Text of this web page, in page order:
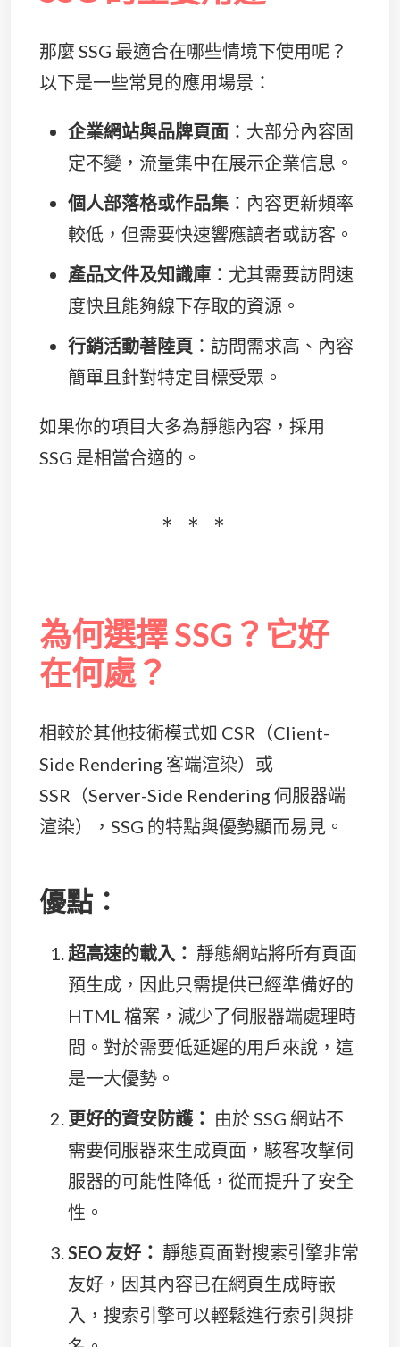
那麼 SSG 最適合在哪些情境下使用呢？
以下是一些常見的應用場景：
企業網站與品牌頁面 ：大部分內容固
定不變，流量集中在展示企業信息。
個人部落格或作品集 ：內容更新頻率
較低，但需要快速響應讀者或訪客。
產品文件及知識庫 ：尤其需要訪問速
度快且能夠線下存取的資源。
行銷活動著陸頁 ：訪問需求高、內容
簡單且針對特定目標受眾。
如果你的項目大多為靜態內容，採用
SSG 是相當合適的。
為何選擇 SSG？它好
在何處？
相較於其他技術模式如 CSR（Client-
Side Rendering 客端渲染）或
SSR（Server-Side Rendering 伺服器端
渲染），SSG 的特點與優勢顯而易見。
優點：
超高速的載入： 靜態網站將所有頁面
預生成，因此只需提供已經準備好的
HTML 檔案，減少了伺服器端處理時
間。對於需要低延遲的用戶來說，這
是一大優勢。
更好的資安防護： 由於 SSG 網站不
需要伺服器來生成頁面，駭客攻擊伺
服器的可能性降低，從而提升了安全
性。
SEO 友好： 靜態頁面對搜索引擎非常
友好，因其內容已在網頁生成時嵌
入，搜索引擎可以輕鬆進行索引與排